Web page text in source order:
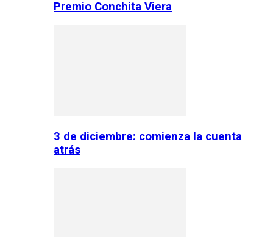
Premio Conchita Viera
3 de diciembre: comienza la cuenta
atrás